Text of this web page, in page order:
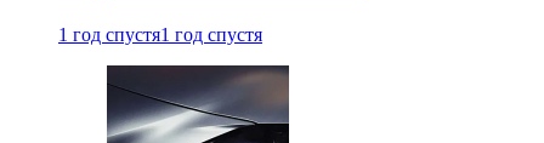
1 год спустя1 год спустя